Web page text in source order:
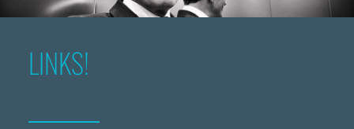
LINKS!